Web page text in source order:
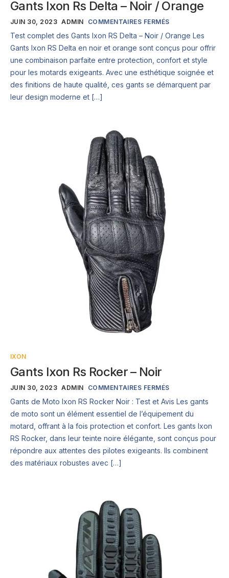
Gants Ixon Rs Delta – Noir / Orange
JUIN 30, 2023 ADMIN COMMENTAIRES FERMÉS
Test complet des Gants Ixon RS Delta – Noir / Orange Les
Gants Ixon RS Delta en noir et orange sont conçus pour offrir
une combinaison parfaite entre protection, confort et style
pour les motards exigeants. Avec une esthétique soignée et
des finitions de haute qualité, ces gants se démarquent par
leur design moderne et […]
IXON
Gants Ixon Rs Rocker – Noir
JUIN 30, 2023 ADMIN COMMENTAIRES FERMÉS
Gants de Moto Ixon RS Rocker Noir : Test et Avis Les gants
de moto sont un élément essentiel de l’équipement du
motard, offrant à la fois protection et confort. Les gants Ixon
RS Rocker, dans leur teinte noire élégante, sont conçus pour
répondre aux attentes des pilotes exigeants. Ils combinent
des matériaux robustes avec […]